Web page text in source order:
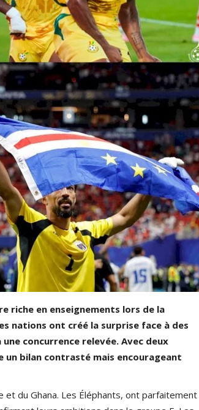
riche en enseignements lors de la
nations ont créé la surprise face à des
concurrence relevée. Avec deux
bilan contrasté mais encourageant
du Ghana. Les Éléphants, ont parfaitement
Tennis
MTN ITF J30 Douala : MEFIRE et
dominent encore...